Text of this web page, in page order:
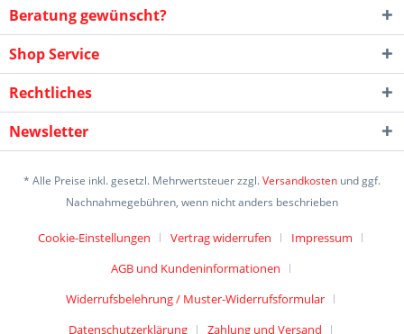
Beratung gewünscht?
Shop Service
Rechtliches
Newsletter
* Alle Preise inkl. gesetzl. Mehrwertsteuer zzgl.Versandkosten und ggf.
Nachnahmegebühren, wenn nicht anders beschrieben
Cookie-Einstellungen Vertrag widerrufen
Impressum
AGB und Kundeninformationen
Widerrufsbelehrung / Muster-Widerrufsformular
Datenschutzerklärung
Zahlung und Versand